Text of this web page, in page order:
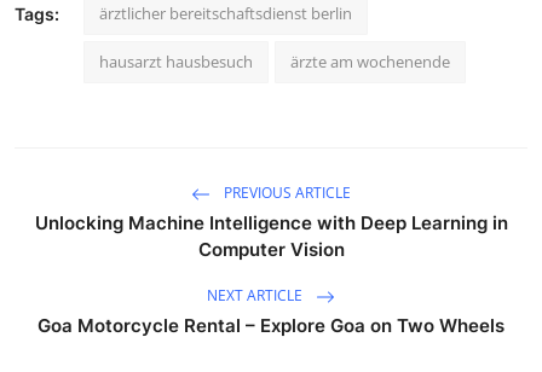
Tags: ärztlicher bereitschaftsdienst berlin
hausarzt hausbesuch ärzte am wochenende
PREVIOUS ARTICLE
Unlocking Machine Intelligence with Deep Learning in
Computer Vision
NEXT ARTICLE
Goa Motorcycle Rental – Explore Goa on Two Wheels